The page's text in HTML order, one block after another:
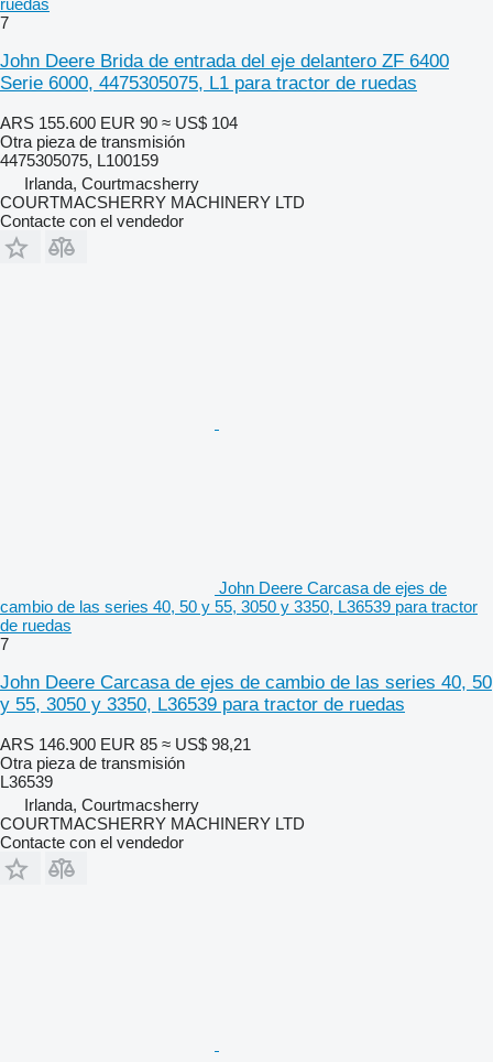
7
John Deere Brida de entrada del eje delantero ZF 6400
Serie 6000, 4475305075, L1 para tractor de ruedas
ARS 155.600 EUR 90 ≈ US$ 104
Otra pieza de transmisión
4475305075, L100159
Irlanda, Courtmacsherry
COURTMACSHERRY MACHINERY LTD
Contacte con el vendedor
John Deere Carcasa de ejes de
cambio de las series 40, 50 y 55, 3050 y 3350, L36539 para tractor
de ruedas
7
John Deere Carcasa de ejes de cambio de las series 40, 50
y 55, 3050 y 3350, L36539 para tractor de ruedas
ARS 146.900 EUR 85 ≈ US$ 98,21
Otra pieza de transmisión
L36539
Irlanda, Courtmacsherry
COURTMACSHERRY MACHINERY LTD
Contacte con el vendedor